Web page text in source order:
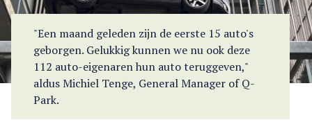
"Een maand geleden zijn de eerste 15 auto's
geborgen. Gelukkig kunnen we nu ook deze
112 auto-eigenaren hun auto teruggeven,"
aldus Michiel Tenge, General Manager of Q-
Park.